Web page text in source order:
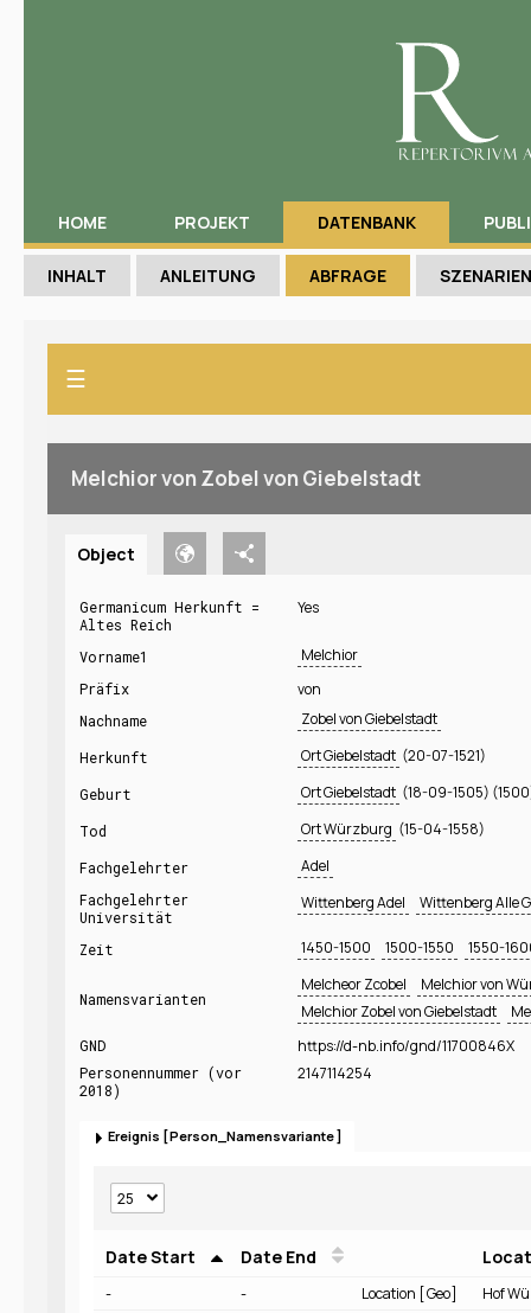
HOME PROJEKT DATENBANK
INHALT ANLEITUNG ABFRAGE SZENARIEN